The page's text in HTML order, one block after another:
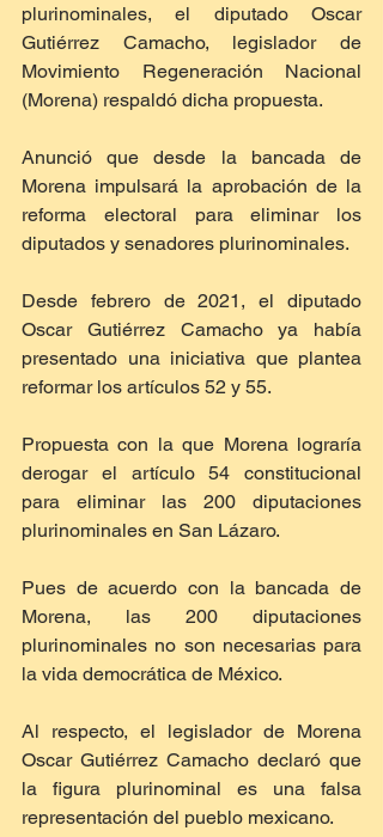
plurinominales, el diputado Oscar
Gutiérrez Camacho, legislador de
Movimiento Regeneración Nacional
(Morena) respaldó dicha propuesta.
Anunció que desde la bancada de
Morena impulsará la aprobación de la
reforma electoral para eliminar los
diputados y senadores plurinominales.
Desde febrero de 2021, el diputado
Oscar Gutiérrez Camacho ya había
presentado una iniciativa que plantea
reformar los artículos 52 y 55.
Propuesta con la que Morena lograría
derogar el artículo 54 constitucional
para eliminar las 200 diputaciones
plurinominales en San Lázaro.
Pues de acuerdo con la bancada de
Morena, las 200 diputaciones
plurinominales no son necesarias para
la vida democrática de México.
Al respecto, el legislador de Morena
Oscar Gutiérrez Camacho declaró que
la figura plurinominal es una falsa
representación del pueblo mexicano.